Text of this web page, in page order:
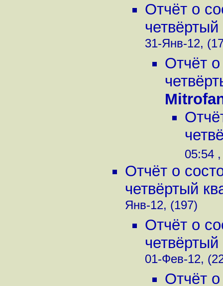
Отчёт о
31-Янв-12,
Отчёт
05:54
Отчёт о
четвёртый
Янв-12, (197)
Отчёт о
01-Фев-12,
Отчёт